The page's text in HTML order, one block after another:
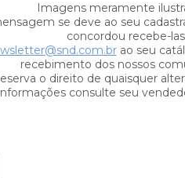
Imagens meramente
se deve ao seu
concordou recebe-
ao seu
recebimento dos nossos
o direito de quaisquer
consulte seu